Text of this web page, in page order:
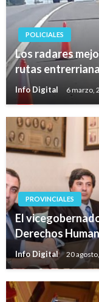
POLICIALES
Los radares
rutas
Info Digital 6 marzo,
PROVINCIALES
El
Derechos
Info Digital 20